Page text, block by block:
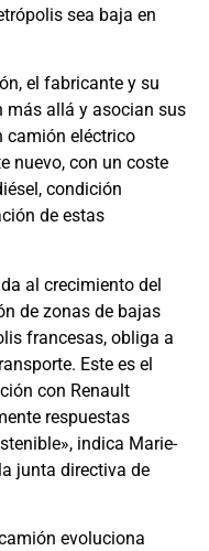
sea baja en
el fabricante y su
más allá y asocian sus
camión eléctrico
nuevo, con un coste
condición
de estas
al crecimiento del
de zonas de bajas
francesas, obliga a
Este es el
con Renault
respuestas
indica Marie-
junta directiva de
evoluciona